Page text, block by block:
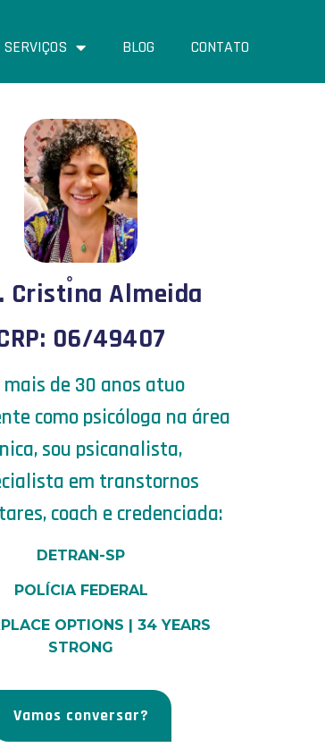
SERVIÇOS BLOG CONTATO
Cristı̊na Almeida
06/49407
mais de 30 anos atuo
como psicóloga na área
sou psicanalista,
em transtornos
coach e credenciada:
DETRAN-SP
POLÍCIA FEDERAL
OPTIONS | 34 YEARS
STRONG
Vamos conversar?